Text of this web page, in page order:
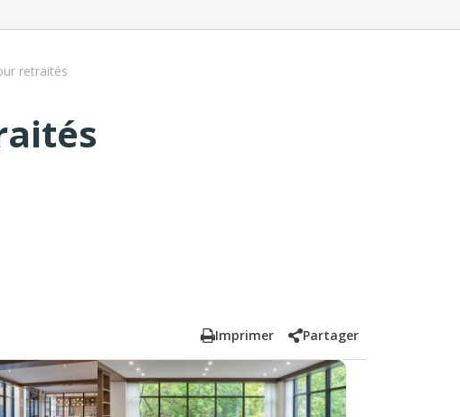
retraités
Imprimer Partager